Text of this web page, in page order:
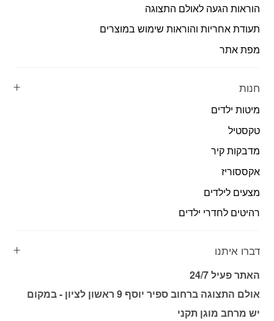
הוראות הגעה לאולם התצוגה
תעודת אחריות והוראות שימוש במוצרים
מפת אתר
חנות
מיטות ילדים
טקסטיל
מדבקות קיר
אקססוריז
מצעים לילדים
רהיטים לחדרי ילדים
דברו איתנו
האתר פעיל 24/7
אולם התצוגה ברחוב ספיר יוסף 9 ראשון לציון - במקום
יש מרחב מוגן תקני